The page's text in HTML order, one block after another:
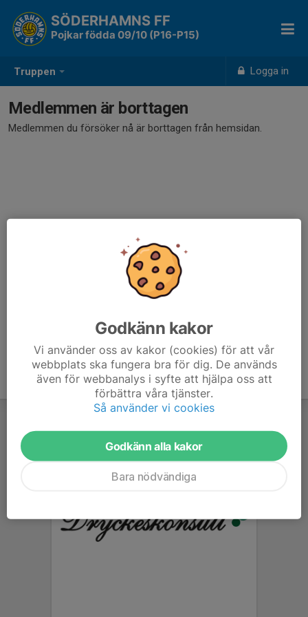
Truppen Logga in
SÖDERHAMNS FF
Pojkar födda 09/10 (P16-P15)
Medlemmen är borttagen
Medlemmen du försöker nå är borttagen från hemsidan.
Godkänn kakor
Vi använder oss av kakor (cookies) för att vår
webbplats ska fungera bra för dig. De används
även för webbanalys i syfte att hjälpa oss att
förbättra våra tjänster.
Så använder vi cookies
Godkänn alla kakor
Bara nödvändiga